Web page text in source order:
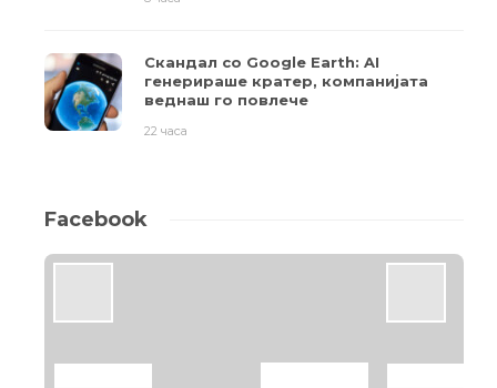
Скандал со Google Earth: AI
генерираше кратер, компанијата
веднаш го повлече
22 часа
Facebook